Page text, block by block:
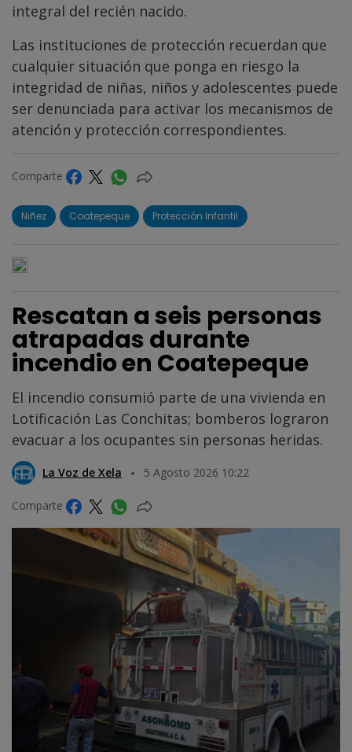
integral del recién nacido.
Las instituciones de protección recuerdan que
cualquier situación que ponga en riesgo la
integridad de niñas, niños y adolescentes puede
ser denunciada para activar los mecanismos de
atención y protección correspondientes.
Comparte
Niñez Coatepeque Protección Infantil
Rescatan a seis personas
atrapadas durante
incendio en Coatepeque
El incendio consumió parte de una vivienda en
Lotificación Las Conchitas; bomberos lograron
evacuar a los ocupantes sin personas heridas.
La Voz de Xela 5 Agosto 2026 10:22
Comparte